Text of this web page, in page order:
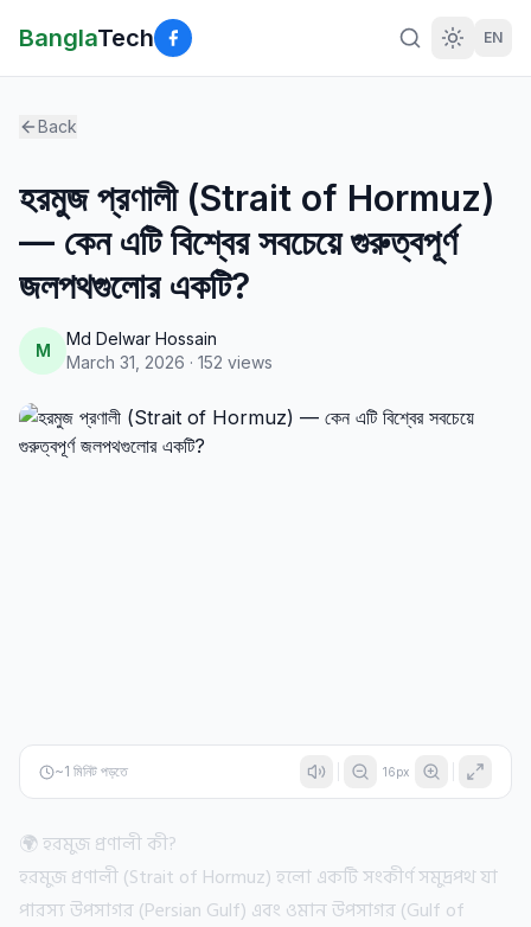
BanglaTech EN
Back
হরমুজ প্রণালী (Strait of Hormuz)
— কেন এটি বিশ্বের সবচেয়ে গুরুত্বপূর্ণ
জলপথগুলোর একটি?
M
Md Delwar Hossain
March 31, 2026 · 152 views
~1 মিনিট পড়তে 16px
🌍 হরমুজ প্রণালী কী?
হরমুজ প্রণালী (Strait of Hormuz) হলো একটি সংকীর্ণ সমুদ্রপথ যা
পারস্য উপসাগর (Persian Gulf) এবং ওমান উপসাগর (Gulf of